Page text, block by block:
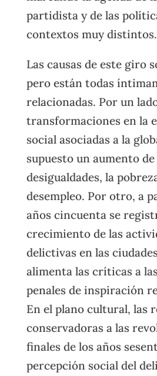
partidista y de las
contextos muy distintos.
Las causas de este giro
pero están todas
relacionadas. Por un
transformaciones en la
social asociadas a la
supuesto un aumento de
desigualdades, la
desempleo. Por otro, a
años cincuenta se
crecimiento de las
delictivas en las
alimenta las críticas a
penales de inspiración
En el plano cultural, las
conservadoras a las
finales de los años
percepción social del